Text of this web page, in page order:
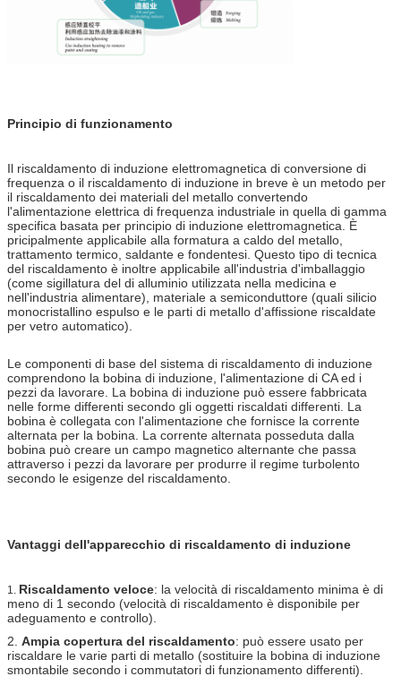
Principio di funzionamento
Il riscaldamento di induzione elettromagnetica di conversione di
frequenza o il riscaldamento di induzione in breve è un metodo per
il riscaldamento dei materiali del metallo convertendo
l'alimentazione elettrica di frequenza industriale in quella di gamma
specifica basata per principio di induzione elettromagnetica. È
pricipalmente applicabile alla formatura a caldo del metallo,
trattamento termico, saldante e fondentesi. Questo tipo di tecnica
del riscaldamento è inoltre applicabile all'industria d'imballaggio
(come sigillatura del di alluminio utilizzata nella medicina e
nell'industria alimentare), materiale a semiconduttore (quali silicio
monocristallino espulso e le parti di metallo d'affissione riscaldate
per vetro automatico).
Le componenti di base del sistema di riscaldamento di induzione
comprendono la bobina di induzione, l'alimentazione di CA ed i
pezzi da lavorare. La bobina di induzione può essere fabbricata
nelle forme differenti secondo gli oggetti riscaldati differenti. La
bobina è collegata con l'alimentazione che fornisce la corrente
alternata per la bobina. La corrente alternata posseduta dalla
bobina può creare un campo magnetico alternante che passa
attraverso i pezzi da lavorare per produrre il regime turbolento
secondo le esigenze del riscaldamento.
Vantaggi dell'apparecchio di riscaldamento di induzione
1. Riscaldamento veloce: la velocità di riscaldamento minima è di
meno di 1 secondo (velocità di riscaldamento è disponibile per
adeguamento e controllo).
2. Ampia copertura del riscaldamento: può essere usato per
riscaldare le varie parti di metallo (sostituire la bobina di induzione
smontabile secondo i commutatori di funzionamento differenti).